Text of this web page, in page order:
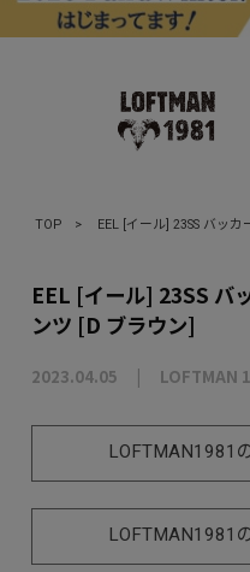
TOP > EEL [イール] 23SS バッ
EEL [イール] 23SS バ
ンツ [D ブラウン]
2023.04.05 LOFTMAN
LOFTMAN1981
LOFTMAN1981